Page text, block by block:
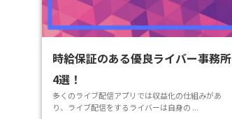
時給保証のある優良ライバー事務所
4選！
多くのライブ配信アプリでは収益化の仕組みがあ
り、ライブ配信をするライバーは自身の ...